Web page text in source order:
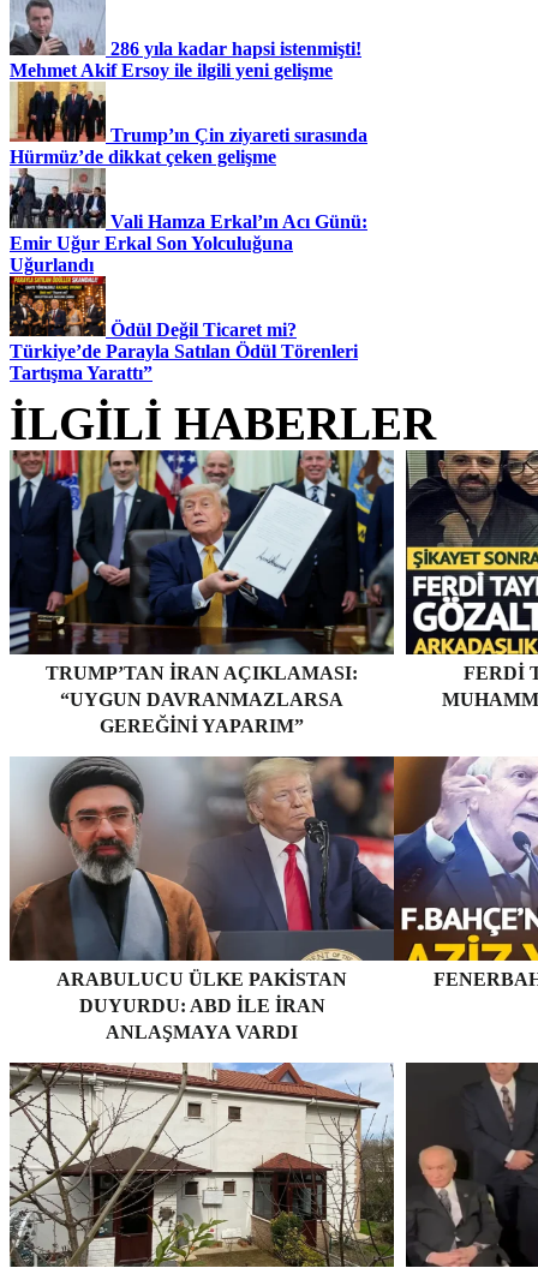
286 yıla kadar hapsi istenmişti!
Mehmet Akif Ersoy ile ilgili yeni gelişme
Trump’ın Çin ziyareti sırasında
Hürmüz’de dikkat çeken gelişme
Vali Hamza Erkal’ın Acı Günü:
Emir Uğur Erkal Son Yolculuğuna
Uğurlandı
Ödül Değil Ticaret mi?
Türkiye’de Parayla Satılan Ödül Törenleri
Tartışma Yarattı”
İLGİLİ HABERLER
TRUMP’TAN İRAN AÇIKLAMASI:
“UYGUN DAVRANMAZLARSA
GEREĞINI YAPARIM”
FERDI
ARABULUCU ÜLKE PAKISTAN
DUYURDU: ABD ILE İRAN
ANLAŞMAYA VARDI